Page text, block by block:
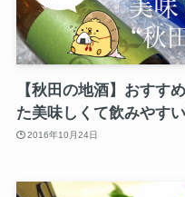
【秋田の地酒】おすす
た美味しくて飲みやす
2016年10月24日